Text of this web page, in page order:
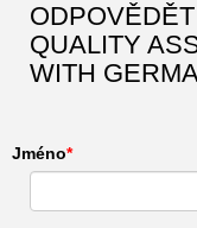
QUALITY
WITH
Jméno